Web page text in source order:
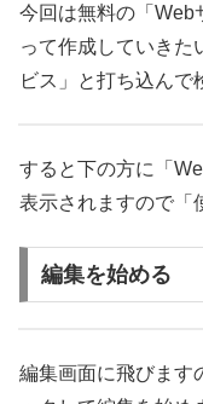
今回は無料の「Web
って作成していきた
ビス」と打ち込んで
すると下の方に「
表示されますので「
編集を始める
編集画面に飛びます